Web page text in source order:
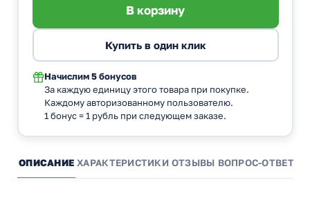
Начислим 5 бонусов
За каждую единицу этого товара при покупке.
Каждому авторизованному пользователю.
1 бонус = 1 рубль при следующем заказе.
ОПИСАНИЕ ХАРАКТЕРИСТИКИ ОТЗЫВЫ ВОПРОС-ОТВЕТ